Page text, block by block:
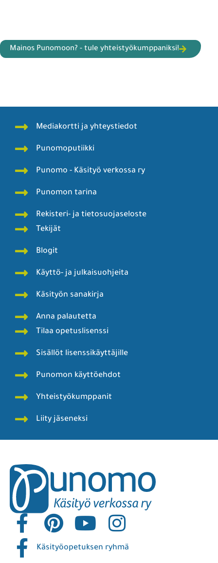
Mainos Punomoon? - tule yhteistyökumppaniksi!
Mediakortti ja yhteystiedot
Punomoputiikki
Punomo - Käsityö verkossa ry
Punomon tarina
Rekisteri- ja tietosuojaseloste
Tekijät
Blogit
Käyttö- ja julkaisuohjeita
Käsityön sanakirja
Anna palautetta
Tilaa opetuslisenssi
Sisällöt lisenssikäyttäjille
Punomon käyttöehdot
Yhteistyökumppanit
Liity jäseneksi
Käsityöopetuksen ryhmä